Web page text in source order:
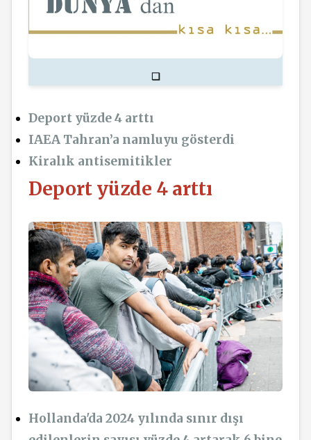
❏
Deport yüzde 4 arttı
IAEA Tahran’a namluyu gösterdi
Kiralık antisemitikler
Deport yüzde 4 arttı
Hollanda'da 2024 yılında sınır dışı